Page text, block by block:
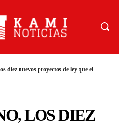
diez nuevos proyectos de ley que el
LOS DIEZ